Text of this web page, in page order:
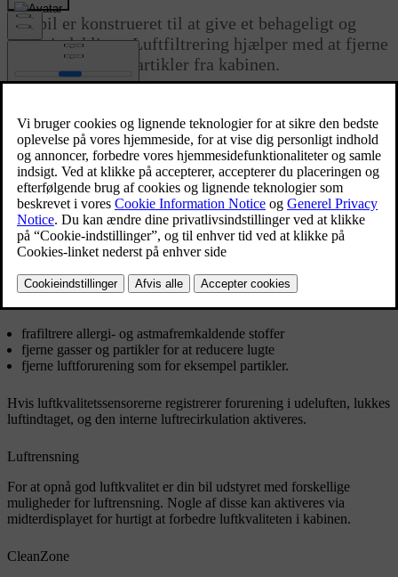
Din bil er konstrueret til at give et behageligt og
sundt indeklima. Luftfiltrering hjælper med at fjerne
lugte, stoffer og partikler fra kabinen.
Kabineluftfilter
Luften, der kommer ind i kabinen, filtreres først gennem
klimaanlægget. For at sikre høj ydeevne skal filteret skiftes jævnligt.
Hvis filteret udsættes for intens brug, eksempelvis længerevarende
kørsel gennem områder med smog eller støvskyer, skal filteret skiftes
oftere. Kontakt Volvo Support, hvis du ikke er sikker på, hvilken
type filter du skal bruge.
Luftkvalitetssystem
frafiltrere allergi- og astmafremkaldende stoffer
fjerne gasser og partikler for at reducere lugte
fjerne luftforurening som for eksempel partikler.
Hvis luftkvalitetssensorerne registrerer forurening i udeluften, lukkes
luftindtaget, og den interne luftrecirkulation aktiveres.
Luftrensning
For at opnå god luftkvalitet er din bil udstyret med forskellige
muligheder for luftrensning. Nogle af disse kan aktiveres via
midterdisplayet for hurtigt at forbedre luftkvaliteten i kabinen.
CleanZone